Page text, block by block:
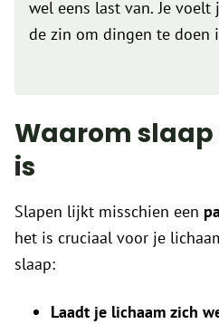
wel eens last van. Je
de zin om dingen te doen
Waarom
is
Slapen lijkt misschien een
het is cruciaal voor je
slaap:
Laadt je lichaam zich